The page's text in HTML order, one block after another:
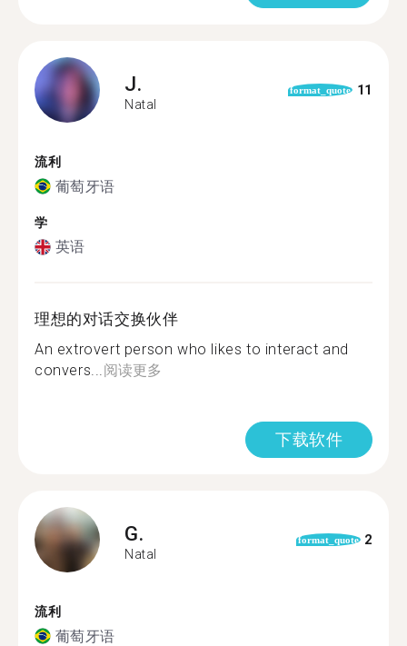
J.
Natal
format_quote 11
流利
葡萄牙语
学
英语
理想的对话交换伙伴
An extrovert person who likes to interact and
convers...阅读更多
下载软件
G.
Natal
format_quote 2
流利
葡萄牙语